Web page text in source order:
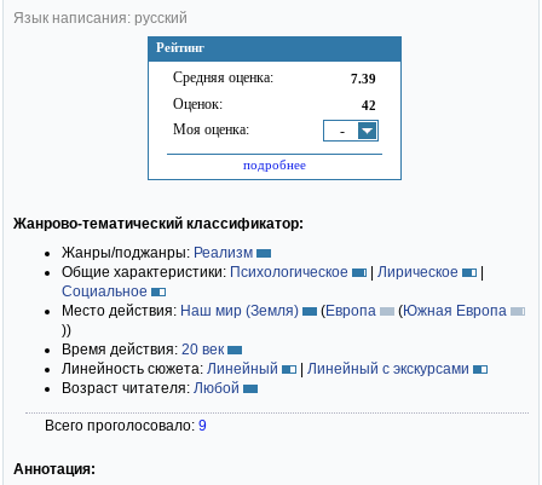
Рейтинг
Средняя оценка: 7.39
Оценок: 42
Моя оценка: -
подробнее
Язык написания: русский
Жанрово-тематический классификатор:
Жанры/поджанры: Реализм
Общие характеристики: Психологическое | Лирическое
|
Социальное
Место действия: Наш мир (Земля) (Европа (Южная Европа
))
Время действия: 20 век
Линейность сюжета: Линейный | Линейный с экскурсами
Возраст читателя: Любой
Всего проголосовало: 9
Аннотация: